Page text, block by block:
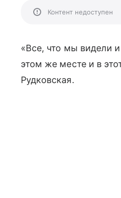
Контент недоступен
«Все, что мы видели
этом же месте и в
Рудковская.